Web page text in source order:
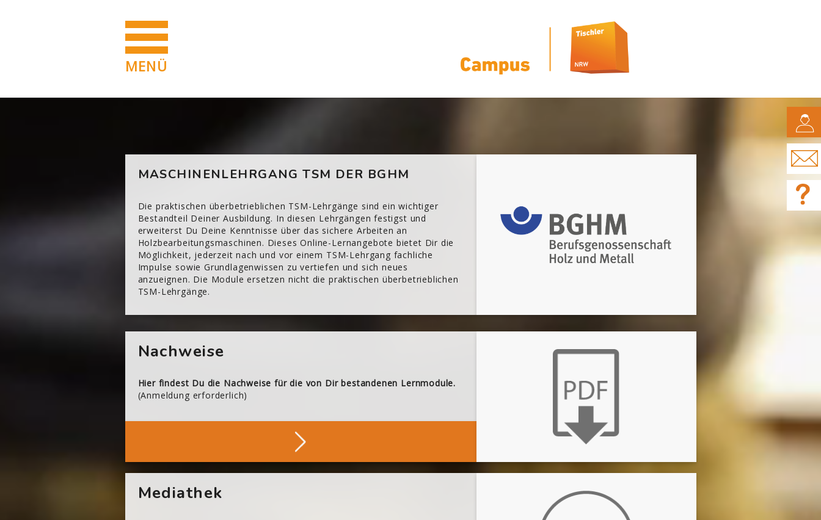
MENÜ
MASCHINENLEHRGANG TSM DER BGHM
Die praktischen überbetrieblichen TSM-Lehrgänge sind ein wichtiger
Bestandteil Deiner Ausbildung. In diesen Lehrgängen festigst und
erweiterst Du Deine Kenntnisse über das sichere Arbeiten an
Holzbearbeitungsmaschinen. Dieses Online-Lernangebote bietet Dir die
Möglichkeit, jederzeit nach und vor einem TSM-Lehrgang fachliche
Impulse sowie Grundlagenwissen zu vertiefen und sich neues
anzueignen. Die Module ersetzen nicht die praktischen überbetrieblichen
TSM-Lehrgänge.
Nachweise
Hier findest Du die Nachweise für die von Dir bestandenen Lernmodule.
(Anmeldung erforderlich)
Deine Nachweise
Mediathek